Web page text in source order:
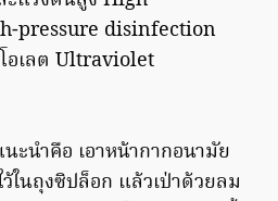
pressure disinfection
อเลต Ultraviolet
นำคือ เอาหน้ากากอนามัย
ในถุงซิปล็อก แล้วเป่าด้วยลม